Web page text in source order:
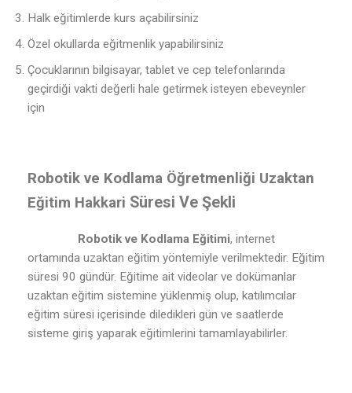
Halk eğitimlerde kurs açabilirsiniz
Özel okullarda eğitmenlik yapabilirsiniz
Çocuklarının bilgisayar, tablet ve cep telefonlarında
geçirdiği vakti değerli hale getirmek isteyen ebeveynler
için
Robotik ve Kodlama Öğretmenliği Uzaktan
Eğitim Hakkari Süresi Ve Şekli
Robotik ve Kodlama Eğitimi, internet
ortamında uzaktan eğitim yöntemiyle verilmektedir. Eğitim
süresi 90 gündür. Eğitime ait videolar ve dokümanlar
uzaktan eğitim sistemine yüklenmiş olup, katılımcılar
eğitim süresi içerisinde diledikleri gün ve saatlerde
sisteme giriş yaparak eğitimlerini tamamlayabilirler.